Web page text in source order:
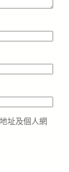
址及個人網